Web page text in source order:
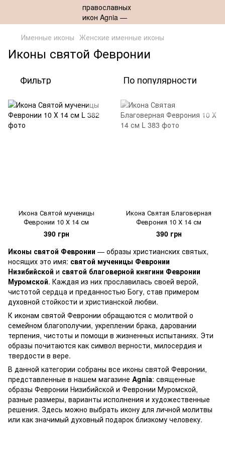
Именные иконы Женские именные иконы
Иконы святой Февронии
Фильтр По популярности
Икона Святой мученицы
Февронии 10 Х 14 см
390 грн
Икона Святая Благоверная
Феврония 10 Х 14 см
390 грн
Иконы святой Февронии — образы христианских святых,
носящих это имя: святой мученицы Февронии
Низибийской и святой благоверной княгини Февронии
Муромской. Каждая из них прославилась своей верой,
чистотой сердца и преданностью Богу, став примером
духовной стойкости и христианской любви.
К иконам святой Февронии обращаются с молитвой о
семейном благополучии, укреплении брака, даровании
терпения, чистоты и помощи в жизненных испытаниях. Эти
образы почитаются как символ верности, милосердия и
твердости в вере.
В данной категории собраны все иконы святой Февронии,
представленные в нашем магазине Agnia: священные
образы Февронии Низибийской и Февронии Муромской,
разные размеры, варианты исполнения и художественные
решения. Здесь можно выбрать икону для личной молитвы
или как значимый духовный подарок близкому человеку.